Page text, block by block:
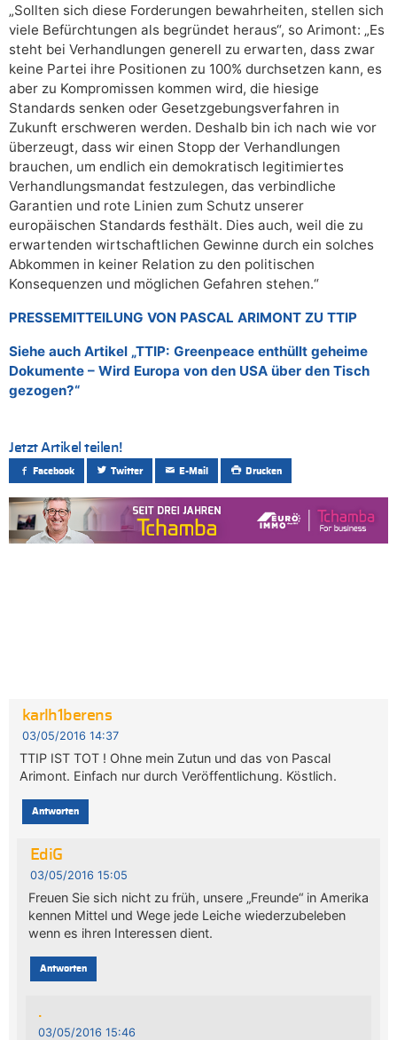
„Sollten sich diese Forderungen bewahrheiten, stellen sich
viele Befürchtungen als begründet heraus“, so Arimont: „Es
steht bei Verhandlungen generell zu erwarten, dass zwar
keine Partei ihre Positionen zu 100% durchsetzen kann, es
aber zu Kompromissen kommen wird, die hiesige
Standards senken oder Gesetzgebungsverfahren in
Zukunft erschweren werden. Deshalb bin ich nach wie vor
überzeugt, dass wir einen Stopp der Verhandlungen
brauchen, um endlich ein demokratisch legitimiertes
Verhandlungsmandat festzulegen, das verbindliche
Garantien und rote Linien zum Schutz unserer
europäischen Standards festhält. Dies auch, weil die zu
erwartenden wirtschaftlichen Gewinne durch ein solches
Abkommen in keiner Relation zu den politischen
Konsequenzen und möglichen Gefahren stehen.“
PRESSEMITTEILUNG VON PASCAL ARIMONT ZU TTIP
Siehe auch Artikel „TTIP: Greenpeace enthüllt geheime
Dokumente – Wird Europa von den USA über den Tisch
gezogen?“
Jetzt Artikel teilen!
Facebook Twitter E-Mail Drucken
karlh1berens
03/05/2016 14:37
TTIP IST TOT ! Ohne mein Zutun und das von Pascal
Arimont. Einfach nur durch Veröffentlichung. Köstlich.
Antworten
EdiG
03/05/2016 15:05
Freuen Sie sich nicht zu früh, unsere „Freunde“ in Amerika
kennen Mittel und Wege jede Leiche wiederzubeleben
wenn es ihren Interessen dient.
Antworten
.
03/05/2016 15:46